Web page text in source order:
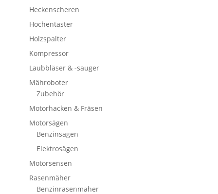
Heckenscheren
Hochentaster
Holzspalter
Kompressor
Laubbläser & -sauger
Mähroboter
Zubehör
Motorhacken & Fräsen
Motorsägen
Benzinsägen
Elektrosägen
Motorsensen
Rasenmäher
Benzinrasenmäher